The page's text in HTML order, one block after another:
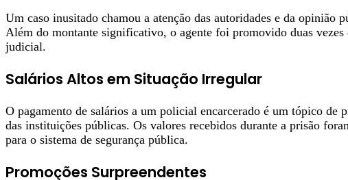
Um caso inusitado chamou a atenção das autoridades e da
Além do montante significativo, o agente foi promovido duas vezes
judicial.
Salários Altos em Situação Irregular
O pagamento de salários a um policial encarcerado é um tópico de
das instituições públicas. Os valores recebidos durante a prisão
para o sistema de segurança pública.
Promoções Surpreendentes